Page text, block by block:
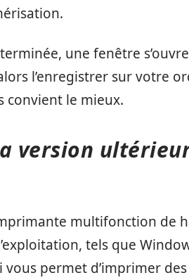
une fenêtre
l’enregistrer sur votre
convient le mieux.
version
multifonction de
tels que
vous permet d’imprimer